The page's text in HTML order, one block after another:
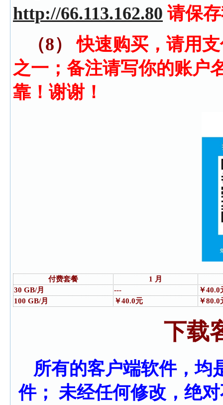
http://66.113.162.80 请保
（8）快速购买，请用
之一；备注请写你的账户
靠！谢谢！
付费套餐
1 月
30 GB/月
---
￥40.0
100 GB/月
￥40.0元 ￥80.0
下载
所有的客户端软件，均
件； 未经任何修改，绝